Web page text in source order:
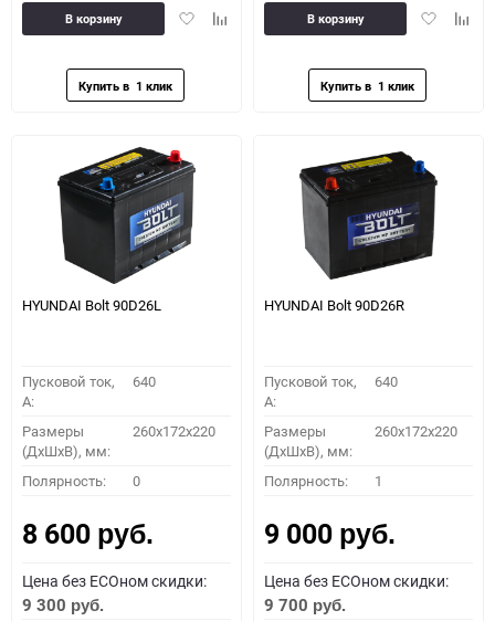
ДобавитьДобавить
В корзину
Добавить
В корзину
HYUNDAI Bolt 90D26L
Пусковой ток,
A:
640
Размеры
(ДхШхВ), мм:
260x172x220
Полярность: 0
8 600 руб.
Цена без ECOном скидки:
9 300 руб.
HYUNDAI Bolt 90D26R
Пусковой ток,
A:
640
Размеры
(ДхШхВ), мм:
260x172x220
Полярность: 1
9 000 руб.
Цена без ECOном скидки:
9 700 руб.